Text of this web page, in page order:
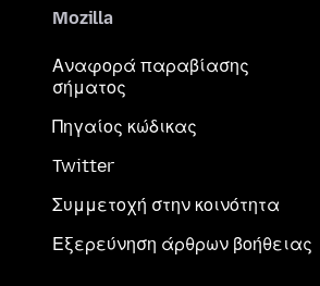
Mozilla
Αναφορά παραβίασης
σήματος
Πηγαίος κώδικας
Twitter
Συμμετοχή στην κοινότητα
Εξερεύνηση άρθρων βοήθειας